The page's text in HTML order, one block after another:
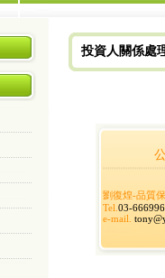
投資人關係處
劉復煌-品質
Tel. 03-
e-mail.